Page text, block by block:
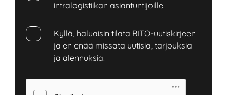
intralogistiikan asiantuntijoille.
Kyllä, haluaisin tilata BITO-uutiskirjeen
ja en enää missata uutisia, tarjouksia
ja alennuksia.